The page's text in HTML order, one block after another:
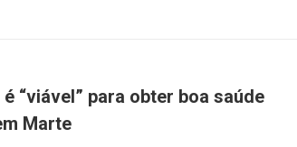
“viável” para obter boa saúde
Marte